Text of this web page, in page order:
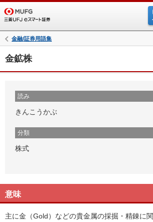
金融/証券用語集
金鉱株
読み
きんこうかぶ
分類
株式
意味
主に金（Gold）などの貴金属の採掘・精錬に